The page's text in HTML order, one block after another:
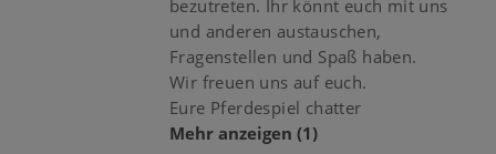
bezutreten. Ihr könnt euch mit uns
und anderen austauschen,
Fragenstellen und Spaß haben.
Wir freuen uns auf euch.
Eure Pferdespiel chatter
Mehr anzeigen (1)